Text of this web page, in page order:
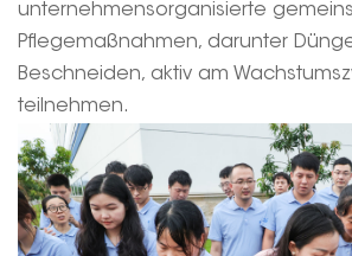
unternehmensorganisierte
Pflegemaßnahmen, darunter
Beschneiden, aktiv am
teilnehmen.